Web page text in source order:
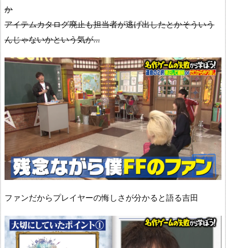
か
アイテムカタログ廃止も担当者が逃げ出したとかそういう
んじゃないかという気が…
ファンだからプレイヤーの悔しさが分かると語る吉田